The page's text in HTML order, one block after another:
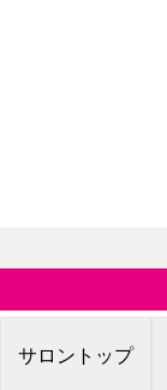
サロントップ